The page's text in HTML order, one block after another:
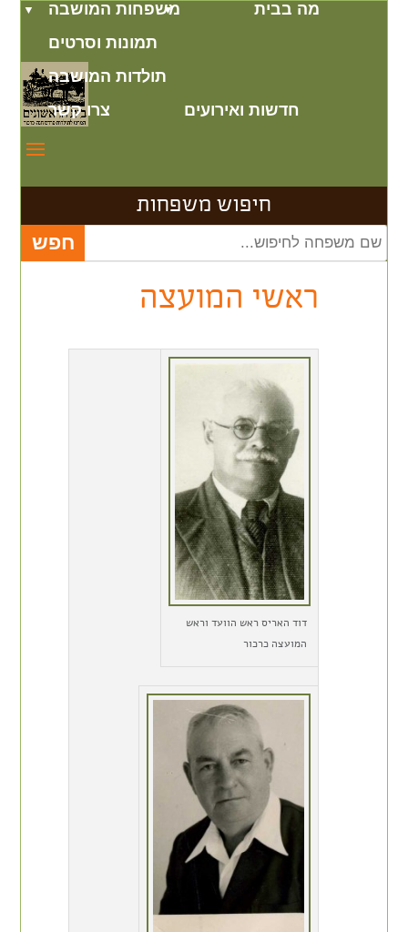
מה בבית
משפחות המושבה
תמונות וסרטים
תולדות המושבה
חדשות ואירועים
צרו קשר
חיפוש משפחות
ראשי המועצה
דוד האריס ראש הוועד וראש
המועצה כרכור